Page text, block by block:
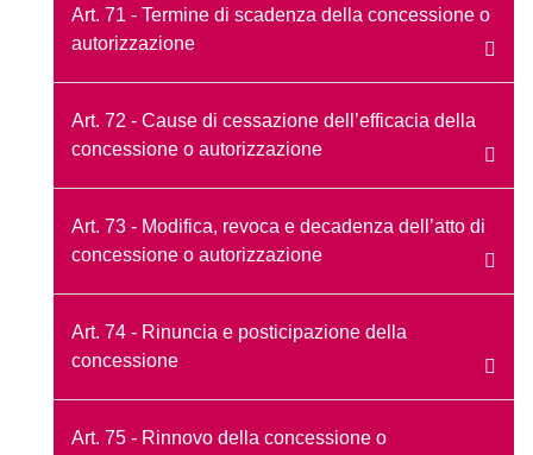
Art. 71 - Termine di scadenza della concessione o
autorizzazione
Art. 72 - Cause di cessazione dell’efficacia della
concessione o autorizzazione
Art. 73 - Modifica, revoca e decadenza dell’atto di
concessione o autorizzazione
Art. 74 - Rinuncia e posticipazione della
concessione
Art. 75 - Rinnovo della concessione o